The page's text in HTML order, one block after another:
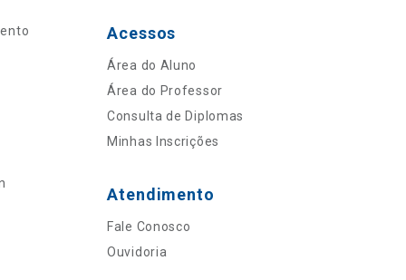
Acessos
Área do Aluno
Área do Professor
Consulta de Diplomas
Minhas Inscrições
Atendimento
Fale Conosco
Ouvidoria